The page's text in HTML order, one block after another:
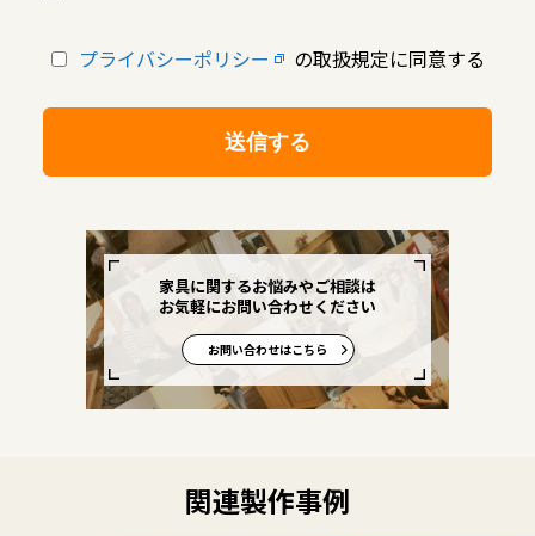
プライバシーポリシー の取扱規定に同意する
家具に関するお悩みやご相談は
お気軽にお問い合わせください
お問い合わせはこちら
関連製作事例